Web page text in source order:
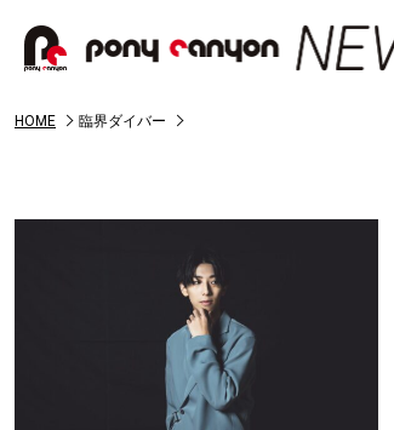
HOME 臨界ダイバー